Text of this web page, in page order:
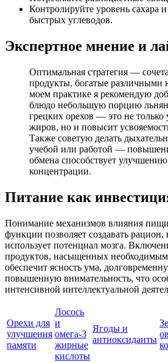
Контролируйте уровень сахара и
быстрых углеводов.
Экспертное мнение и
Оптимальная стратегия —
продукты, богатые различными
моем практике я рекомендую
блюдо небольшую порцию
грецких орехов — это не
жиров, но и повысит
Также советую делать
учебой или работой —
обмена способствует
концентрации.
Питание как
Понимание механизмов влияния
функции позволяет создавать
использует потенциал мозга.
продуктов, насыщенных
обеспечит ясность ума,
повышенную внимательность, что
интенсивной интеллектуальной
Орехи для
улучшения
памяти
Лосось
и
омега-3
жирные
кислоты
Ягоды и
антиоксиданты